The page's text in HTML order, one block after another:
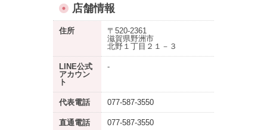
店舗情報
住所
〒520-2361
滋賀県野洲市
北野１丁目２１－３
LINE公式
アカウン
ト
-
代表電話 077-587-3550
直通電話 077-587-3550